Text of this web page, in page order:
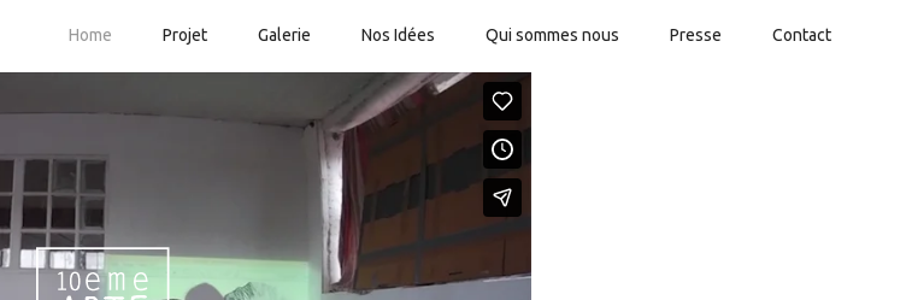
Home Projet Galerie Nos Idées Qui sommes nous Presse Contact